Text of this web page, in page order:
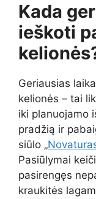
Kada
ieškoti
Geriausias
kelionės – tai
iki planuojamo
pradžią ir
siūlo „
Pasiūlymai
pasirengęs
kraukitės